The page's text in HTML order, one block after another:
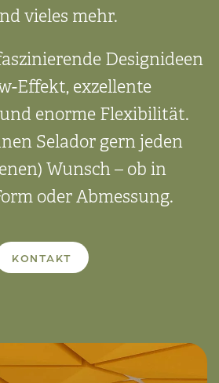
vieles mehr.
Design­ideen
Effekt, exzellente
enorme Flexi­bilität.
Selador gern jeden
Wunsch – ob in
oder Abmessung.
KONTAKT